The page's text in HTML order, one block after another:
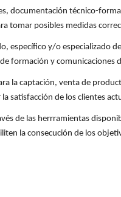
documentación técnico-
tomar posibles medidas
específico y/o especializado
formación y comunicaciones
la captación, venta de
satisfacción de los clientes
de las herrramientas
la consecución de los